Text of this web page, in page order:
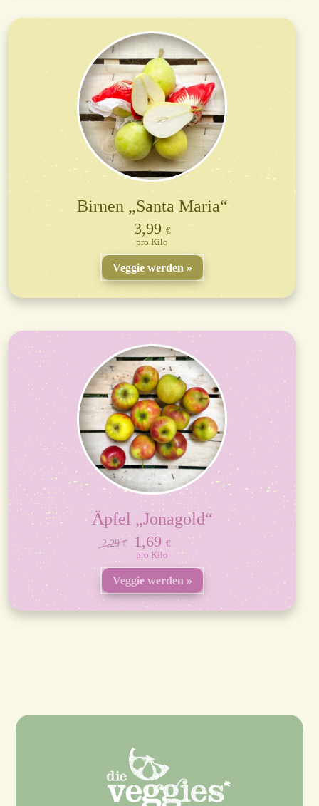
Birnen „Santa Maria“
3,99 €
Kilo
Veggie werden
Äpfel „Jonagold“
2,29€
Ursprünglicher
Preis
war:
2,29 €
1,69 €Aktueller
Preis
ist:
1,69 €.
Kilo
Veggie werden